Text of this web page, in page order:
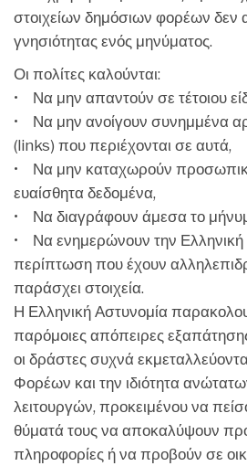
στοιχείων δημόσιων φορέων δεν
γνησιότητας ενός μηνύματος.
Οι πολίτες καλούνται:
• Να μην απαντούν σε τέτοιου
• Να μην ανοίγουν συνημμένα
(links) που περιέχονται σε αυτά,
• Να μην καταχωρούν
ευαίσθητα δεδομένα,
• Να διαγράφουν άμεσα το
• Να ενημερώνουν την Ελληνική
περίπτωση που έχουν
παράσχει στοιχεία.
Η Ελληνική Αστυνομία
παρόμοιες απόπειρες εξαπάτησης
οι δράστες συχνά
Φορέων και την ιδιότητα
λειτουργών, προκειμένου να
θύματά τους να αποκαλύψουν
πληροφορίες ή να προβούν σε